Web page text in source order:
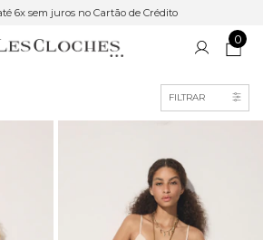
sem juros | Frete Grátis acima de R$ 900
0
FILTRAR